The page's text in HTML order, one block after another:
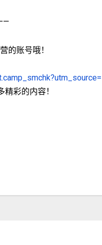
的账号哦！
彩的内容！